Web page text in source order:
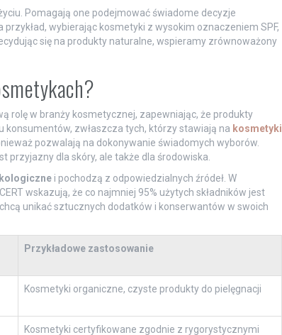
Pomagają one podejmować świadome decyzje
wybierając kosmetyki z wysokim oznaczeniem SPF,
się na produkty naturalne, wspieramy zrównoważony
rolę w branży kosmetycznej, zapewniając, że produkty
konsumentów, zwłaszcza tych, którzy stawiają na kosmetyki
pozwalają na dokonywanie świadomych wyborów.
przyjazny dla skóry, ale także dla środowiska.
i pochodzą z odpowiedzialnych źródeł. W
wskazują, że co najmniej 95% użytych składników jest
unikać sztucznych dodatków i konserwantów w swoich
Przykładowe zastosowanie
Kosmetyki organiczne, czyste produkty do pielęgnacji
Kosmetyki certyfikowane zgodnie z rygorystycznymi